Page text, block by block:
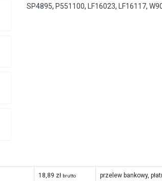
SP4895, P551100, LF16023, LF16117,
18,89 zł brutto przelew bankowy,